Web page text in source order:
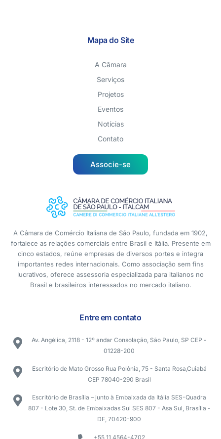
Mapa do Site
A Câmara
Serviços
Projetos
Eventos
Notícias
Contato
Associe-se
A Câmara de Comércio Italiana de São Paulo, fundada em 1902,
fortalece as relações comerciais entre Brasil e Itália. Presente em
cinco estados, reúne empresas de diversos portes e integra
importantes redes internacionais. Como associação sem fins
lucrativos, oferece assessoria especializada para italianos no
Brasil e brasileiros interessados no mercado italiano.
Entre em contato
Av. Angélica, 2118 - 12º andar Consolação, São Paulo, SP CEP -
01228-200
Escritório de Mato Grosso Rua Polônia, 75 - Santa Rosa,Cuiabá
CEP 78040-290 Brasil
Escritório de Brasília – junto à Embaixada da Itália SES-Quadra
807 - Lote 30, St. de Embaixadas Sul SES 807 - Asa Sul, Brasília -
DF, 70420-900
+55 11 4564-4702